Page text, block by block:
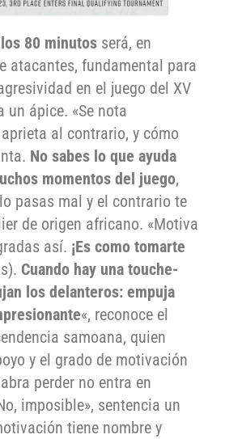
80 minutos será, en
atacantes, fundamental para
en el juego del XV
un ápice. «Se nota
al contrario, y cómo
No sabes lo que ayuda
momentos del juego,
pasas mal y el contrario te
de origen africano. «Motiva
así. ¡Es como tomarte
Cuando hay una touche-
los delanteros: empuja
«, reconoce el
samoana, quien
y el grado de motivación
perder no entra en
imposible», sentencia un
tiene nombre y